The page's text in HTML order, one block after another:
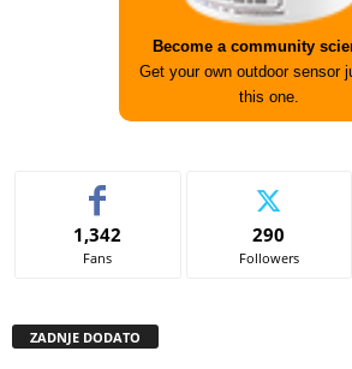
Become a community
Get your own outdoor sensor
this one.
1,342
Fans
290
Followers
ZADNJE DODATO